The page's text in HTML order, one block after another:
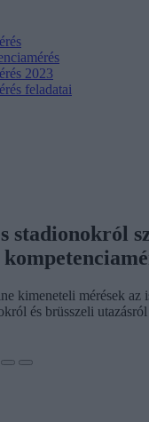
2023
feladatai
stadionokról
kimeneteli mérések az
és brüsszeli